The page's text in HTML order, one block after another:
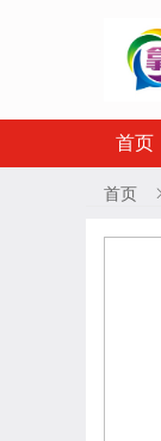
首页
首页 